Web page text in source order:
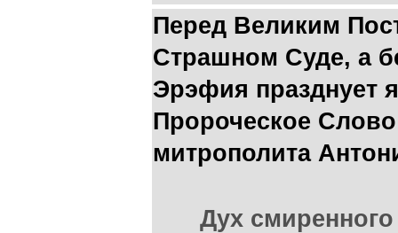
Перед Великим
Страшном Суде, а
Эрэфия празднует
Пророческое
митрополита
Дух